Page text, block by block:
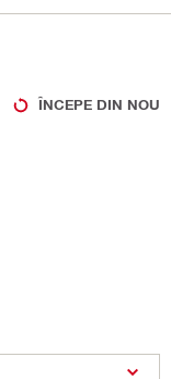
ÎNCEPE DIN NOU